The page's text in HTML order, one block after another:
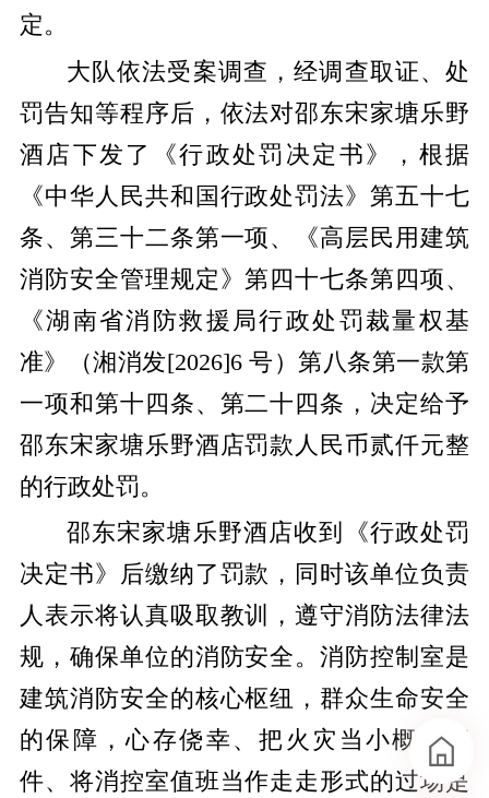
定。
大队依法受案调查，经调查取证、处
罚告知等程序后，依法对邵东宋家塘乐野
酒店下发了《行政处罚决定书》，根据
《中华人民共和国行政处罚法》第五十七
条、第三十二条第一项、《高层民用建筑
消防安全管理规定》第四十七条第四项、
《湖南省消防救援局行政处罚裁量权基
准》（湘消发[2026]6 号）第八条第一款第
一项和第十四条、第二十四条，决定给予
邵东宋家塘乐野酒店罚款人民币贰仟元整
的行政处罚。
邵东宋家塘乐野酒店收到《行政处罚
决定书》后缴纳了罚款，同时该单位负责
人表示将认真吸取教训，遵守消防法律法
规，确保单位的消防安全。消防控制室是
建筑消防安全的核心枢纽，群众生命安全
的保障，心存侥幸、把火灾当小概率事
件、将消控室值班当作走走形式的过场是